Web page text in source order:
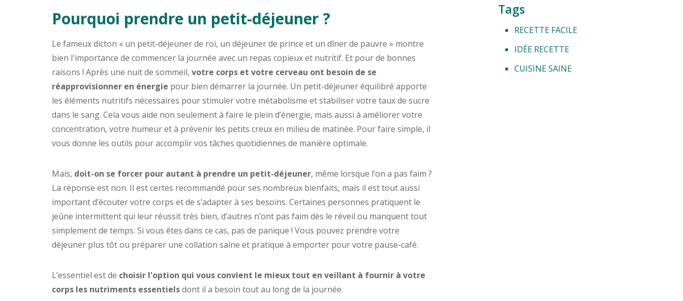
Pourquoi prendre un petit-déjeuner ?
Le fameux dicton « un petit-déjeuner de roi, un déjeuner de prince et un dîner de pauvre » montre
bien l'importance de commencer la journée avec un repas copieux et nutritif. Et pour de bonnes
raisons ! Après une nuit de sommeil, votre corps et votre cerveau ont besoin de se
réapprovisionner en énergie pour bien démarrer la journée. Un petit-déjeuner équilibré apporte
les éléments nutritifs nécessaires pour stimuler votre métabolisme et stabiliser votre taux de sucre
dans le sang. Cela vous aide non seulement à faire le plein d’énergie, mais aussi à améliorer votre
concentration, votre humeur et à prévenir les petits creux en milieu de matinée. Pour faire simple, il
vous donne les outils pour accomplir vos tâches quotidiennes de manière optimale.
Mais, doit-on se forcer pour autant à prendre un petit-déjeuner, même lorsque l’on a pas faim ?
La réponse est non. Il est certes recommandé pour ses nombreux bienfaits, mais il est tout aussi
important d’écouter votre corps et de s’adapter à ses besoins. Certaines personnes pratiquent le
jeûne intermittent qui leur réussit très bien, d’autres n’ont pas faim dès le réveil ou manquent tout
simplement de temps. Si vous êtes dans ce cas, pas de panique ! Vous pouvez prendre votre
déjeuner plus tôt ou préparer une collation saine et pratique à emporter pour votre pause-café.
L’essentiel est de choisir l'option qui vous convient le mieux tout en veillant à fournir à votre
corps les nutriments essentielsdont il a besoin tout au long de la journée.
Tags
RECETTE FACILE
IDÉE RECETTE
CUISINE SAINE